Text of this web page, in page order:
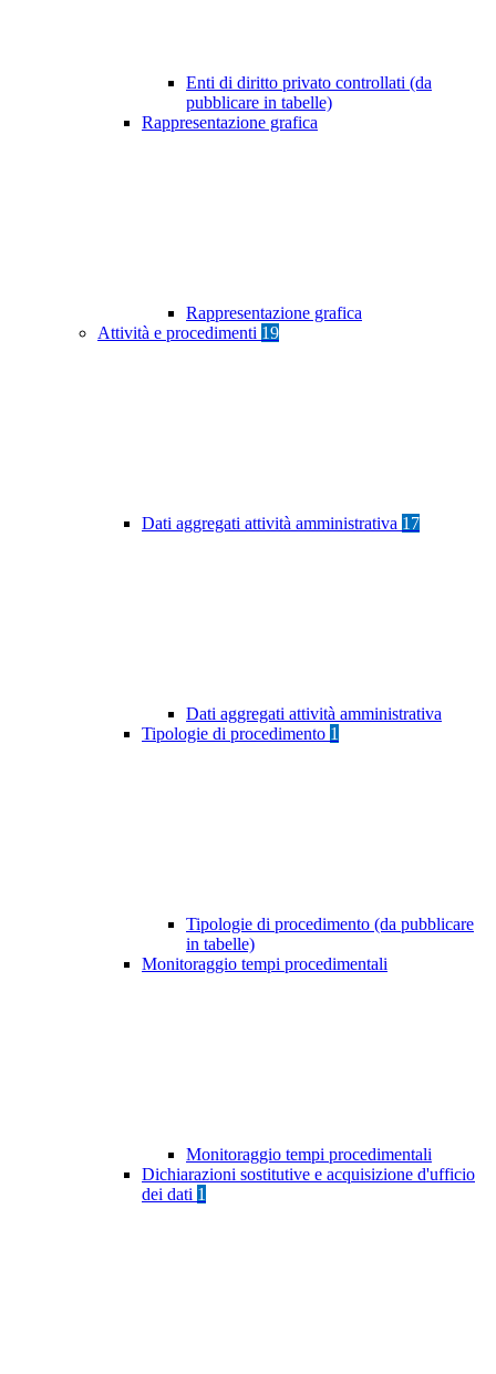
Enti di diritto privato controllati (da
pubblicare in tabelle)
Rappresentazione grafica
Rappresentazione grafica
Attività e procedimenti 19
Dati aggregati attività amministrativa 17
Dati aggregati attività amministrativa
Tipologie di procedimento 1
Tipologie di procedimento (da pubblicare
in tabelle)
Monitoraggio tempi procedimentali
Monitoraggio tempi procedimentali
Dichiarazioni sostitutive e acquisizione d'ufficio
dei dati 1